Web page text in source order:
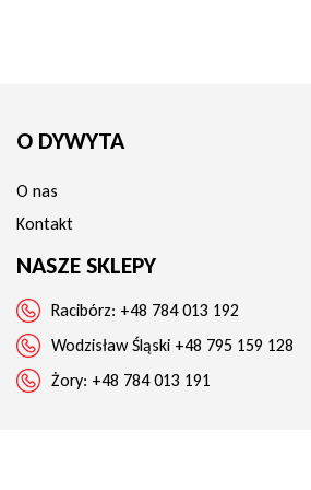
+ Wykonane z delikatnej i wytrzymałej
+ Gwarantuje idealne dopasowanie do
+ Dostępne w wielu rozmiarach.
O DYWYTA
O nas
Kontakt
NASZE SKLEPY
Racibórz: +48 784 013 192
Wodzisław Śląski +48 795 159 128
Żory: +48 784 013 191